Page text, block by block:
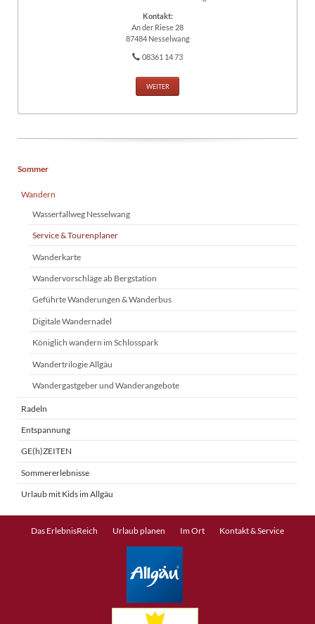
Kontakt:
An der Riese 28
87484 Nesselwang
08361 14 73
WEITER
Navigation
Sommer
Wandern
Wasserfallweg Nesselwang
Service & Tourenplaner
Wanderkarte
Wandervorschläge ab Bergstation
Geführte Wanderungen & Wanderbus
Digitale Wandernadel
Königlich wandern im Schlosspark
Wandertrilogie Allgäu
Wandergastgeber und Wanderangebote
Radeln
Entspannung
GE(h)ZEITEN
Sommererlebnisse
Urlaub mit Kids im Allgäu
Navigation
Das ErlebnisReich Urlaub planen Im Ort Kontakt & Service